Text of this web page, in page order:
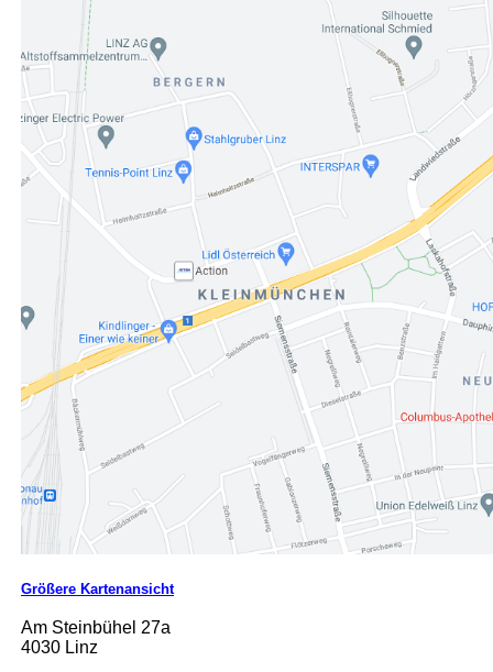
Größere Kartenansicht
Am Steinbühel 27a
4030 Linz